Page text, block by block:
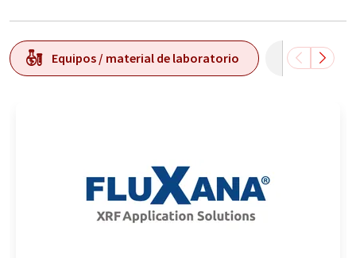
Equipos / material de laboratorio